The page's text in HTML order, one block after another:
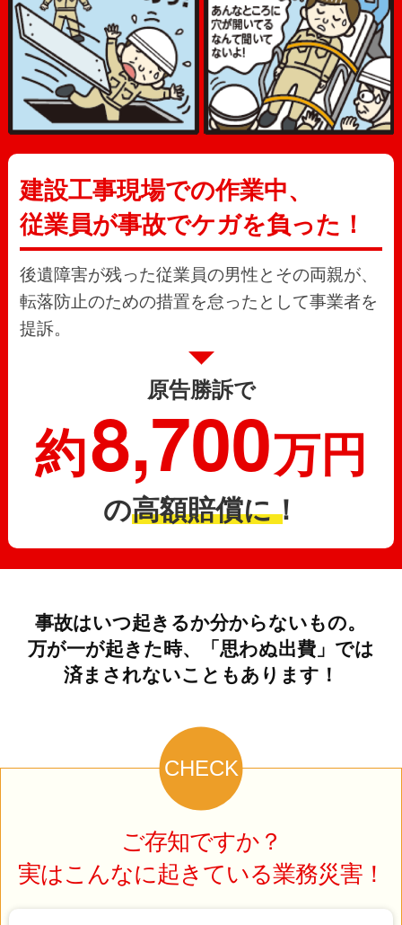
建設工事現場での作業中、
従業員が事故でケガを負った！
後遺障害が残った従業員の男性とその両親が、
転落防止のための措置を怠ったとして事業者を
提訴。
原告勝訴で
約8,700万円
の高額賠償に！
事故はいつ起きるか分からないもの。
万が一が起きた時、「思わぬ出費」では
済まされないこともあります！
CHECK
ご存知ですか？
実はこんなに起きている業務災害！